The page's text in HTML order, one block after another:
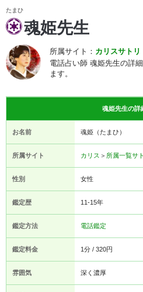
たまひ
魂姫先生
所属サイト： カリスサトリ
電話占い師 魂姫先生の詳
ます。
魂姫先生の詳
お名前 魂姫（たまひ）
所属サイト カリス ＞ 所属一覧サ
性別 女性
鑑定歴 11-15年
鑑定方法 電話鑑定
鑑定料金 1分 / 320円
雰囲気 深く濃厚